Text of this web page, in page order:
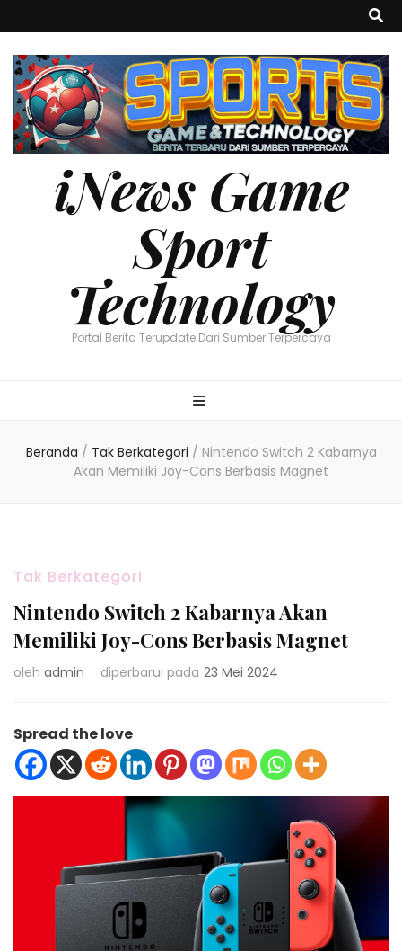
iNews Game
Sport
Technology
Portal Berita Terupdate Dari Sumber Terpercaya
Beranda / Tak Berkategori / Nintendo Switch 2 Kabarnya
Akan Memiliki Joy-Cons Berbasis Magnet
Tak Berkategori
Nintendo Switch 2 Kabarnya Akan
Memiliki Joy-Cons Berbasis Magnet
oleh admin diperbarui pada 23 Mei 2024
Spread the love